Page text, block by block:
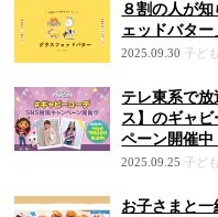
８割の人が
ェッドバター
2025.09.30 子ども
テレ東系で
ス】のギャビ
ペーン開催中
2025.09.25 子ども
お子さまと